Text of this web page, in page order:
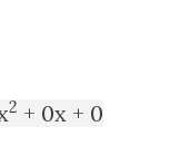
2 + 0x + 0